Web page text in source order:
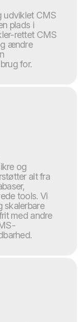
udviklet CMS
plads i
rettet CMS
ændre
for.
og
alt fra
tools. Vi
skalerbare
med andre